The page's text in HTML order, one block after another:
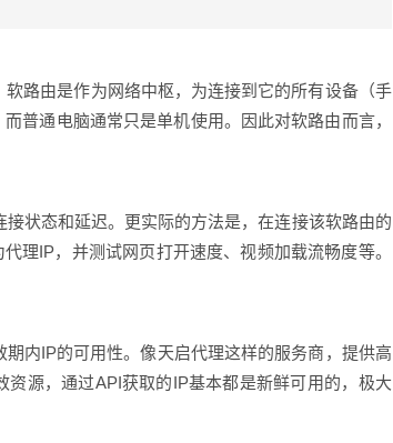
路由是作为网络中枢，为连接到它的所有设备（手
普通电脑通常只是单机使用。因此对软路由而言，
状态和延迟。更实际的方法是，在连接该软路由的
理IP，并测试网页打开速度、视频加载流畅度等。
内IP的可用性。像天启代理这样的服务商，提供高
源，通过API获取的IP基本都是新鲜可用的，极大